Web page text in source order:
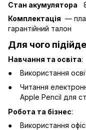
Стан акумулятора
Комплектація —
гарантійний талон
Для чого
Навчання та освіта:
Використання
Читання
Apple Pencil для
Робота та бізнес:
Використання